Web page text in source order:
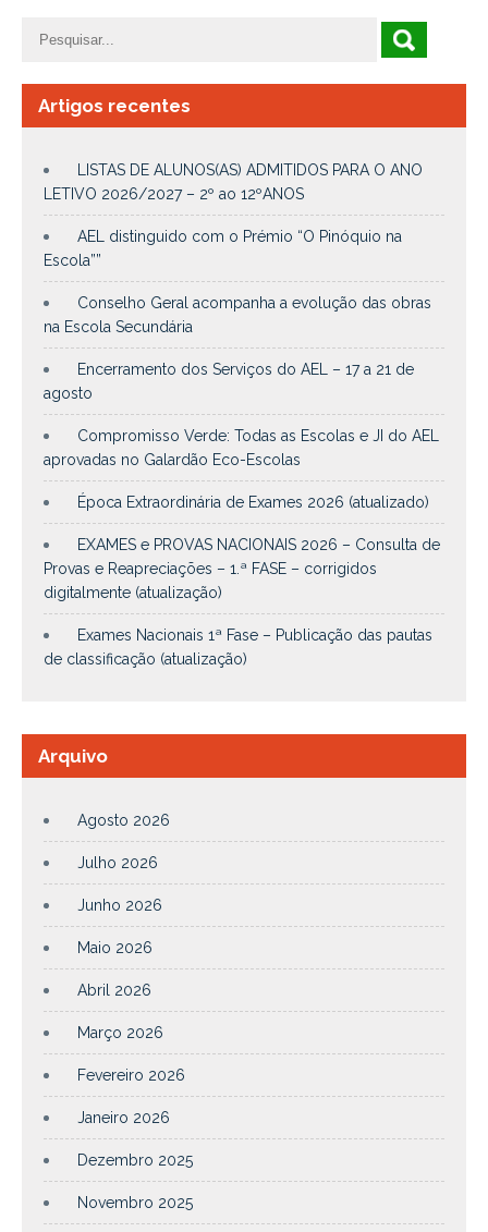
Artigos recentes
LISTAS DE ALUNOS(AS) ADMITIDOS PARA O ANO
LETIVO 2026/2027 – 2º ao 12ºANOS
AEL distinguido com o Prémio “O Pinóquio na
Escola””
Conselho Geral acompanha a evolução das obras
na Escola Secundária
Encerramento dos Serviços do AEL – 17 a 21 de
agosto
Compromisso Verde: Todas as Escolas e JI do AEL
aprovadas no Galardão Eco-Escolas
Época Extraordinária de Exames 2026 (atualizado)
EXAMES e PROVAS NACIONAIS 2026 – Consulta de
Provas e Reapreciações – 1.ª FASE – corrigidos
digitalmente (atualização)
Exames Nacionais 1ª Fase – Publicação das pautas
de classificação (atualização)
Arquivo
Agosto 2026
Julho 2026
Junho 2026
Maio 2026
Abril 2026
Março 2026
Fevereiro 2026
Janeiro 2026
Dezembro 2025
Novembro 2025